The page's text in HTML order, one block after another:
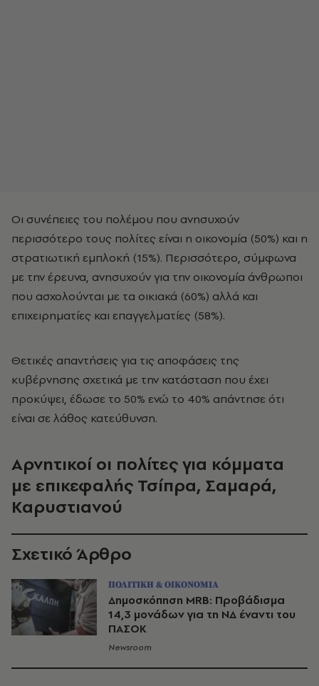
Οι συνέπειες του πολέμου που ανησυχούν
περισσότερο τους πολίτες είναι η οικονομία (50%) και η
στρατιωτική εμπλοκή (15%). Περισσότερο, σύμφωνα
με την έρευνα, ανησυχούν για την οικονομία άνθρωποι
που ασχολούνται με τα οικιακά (60%) αλλά και
επιχειρηματίες και επαγγελματίες (58%).
Θετικές απαντήσεις για τις αποφάσεις της
κυβέρνησης σχετικά με την κατάσταση που έχει
προκύψει, έδωσε το 50% ενώ το 40% απάντησε ότι
είναι σε λάθος κατεύθυνση.
Αρνητικοί οι πολίτες για κόμματα
με επικεφαλής Τσίπρα, Σαμαρά,
Καρυστιανού
Σχετικό Άρθρο
ΠΟΛΙΤΙΚΗ & ΟΙΚΟΝΟΜΙΑ
Δημοσκόπηση MRB: Προβάδισμα
14,3 μονάδων για τη ΝΔ έναντι του
ΠΑΣΟΚ
Newsroom